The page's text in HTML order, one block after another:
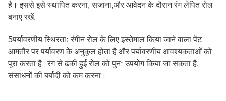
है। इससे इसे स्थापित करना, सजाना,और आवेदन के दौरान रंग लेपित रोल
बनाए रखें.
5पर्यावरणीय स्थिरताः रंगीन रोल के लिए इस्तेमाल किया जाने वाला पेंट
आमतौर पर पर्यावरण के अनुकूल होता है और पर्यावरणीय आवश्यकताओं को
पूरा करता है।रंग से ढकी हुई रोल को पुनः उपयोग किया जा सकता है,
संसाधनों की बर्बादी को कम करना।